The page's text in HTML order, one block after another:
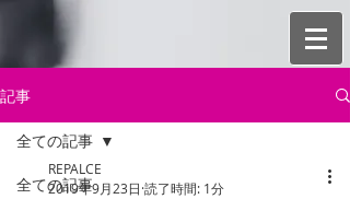
記事
全ての記事
全ての記事
REPALCE
2019年9月23日 読了時間: 1分